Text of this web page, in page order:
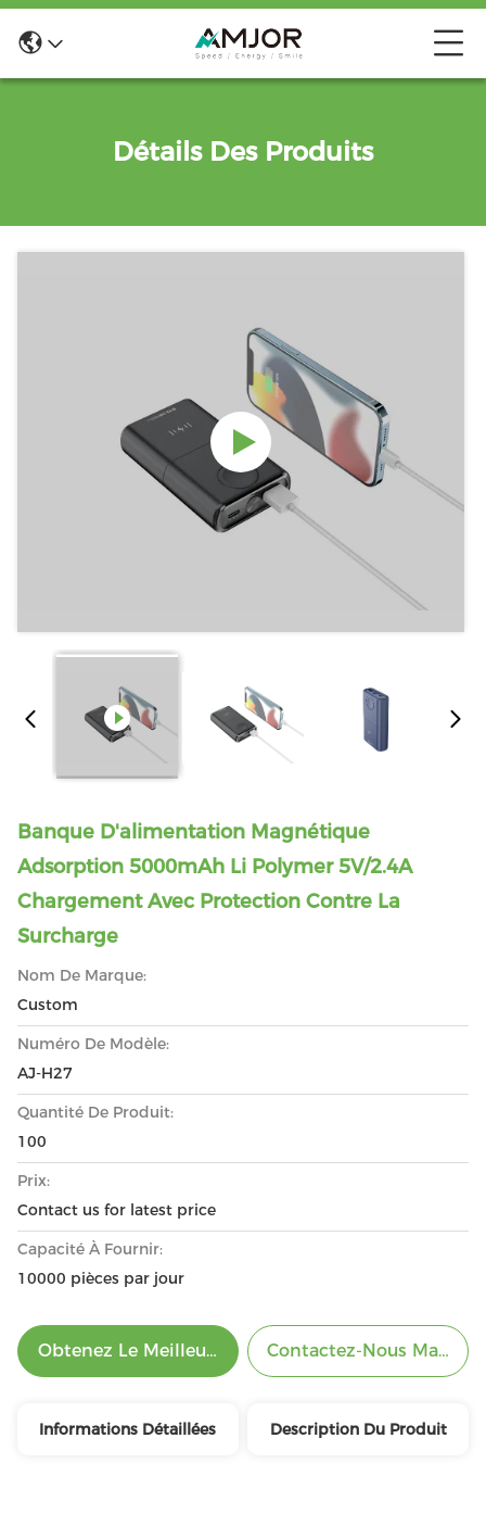
Détails Des Produits
Banque D'alimentation Magnétique
Adsorption 5000mAh Li Polymer 5V/2.4A
Chargement Avec Protection Contre La
Surcharge
Nom De Marque:
Custom
Numéro De Modèle:
AJ-H27
Quantité De Produit:
100
Prix:
Contact us for latest price
Capacité À Fournir:
10000 pièces par jour
Obtenez Le Meilleur Prix Contactez-Nous
Informations Détaillées Description Du Produit